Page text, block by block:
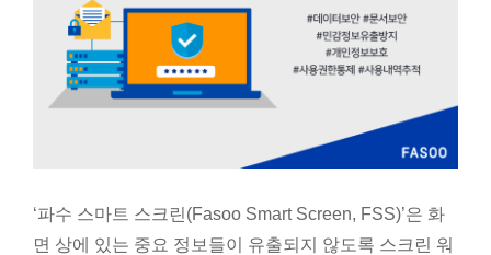
‘파수 스마트 스크린(Fasoo Smart Screen, FSS)’은 화
면 상에 있는 중요 정보들이 유출되지 않도록 스크린 워